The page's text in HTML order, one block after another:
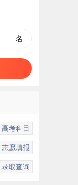
名
高考科目
志愿填报
录取查询